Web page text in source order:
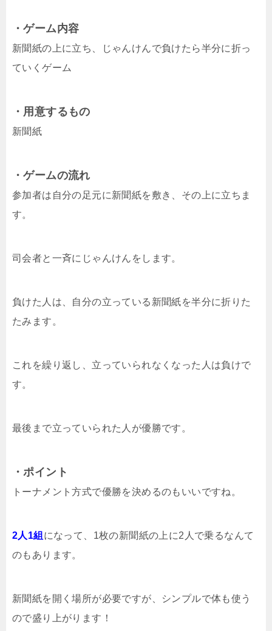
・ゲーム内容
新聞紙の上に立ち、じゃんけんで負けたら半分に折っ
ていくゲーム
・用意するもの
新聞紙
・ゲームの流れ
参加者は自分の足元に新聞紙を敷き、その上に立ちま
す。
司会者と一斉にじゃんけんをします。
負けた人は、自分の立っている新聞紙を半分に折りた
たみます。
これを繰り返し、立っていられなくなった人は負けで
す。
最後まで立っていられた人が優勝です。
・ポイント
トーナメント方式で優勝を決めるのもいいですね。
2人1組 になって、1枚の新聞紙の上に2人で乗るなんて
のもあります。
新聞紙を開く場所が必要ですが、シンプルで体も使う
ので盛り上がります！